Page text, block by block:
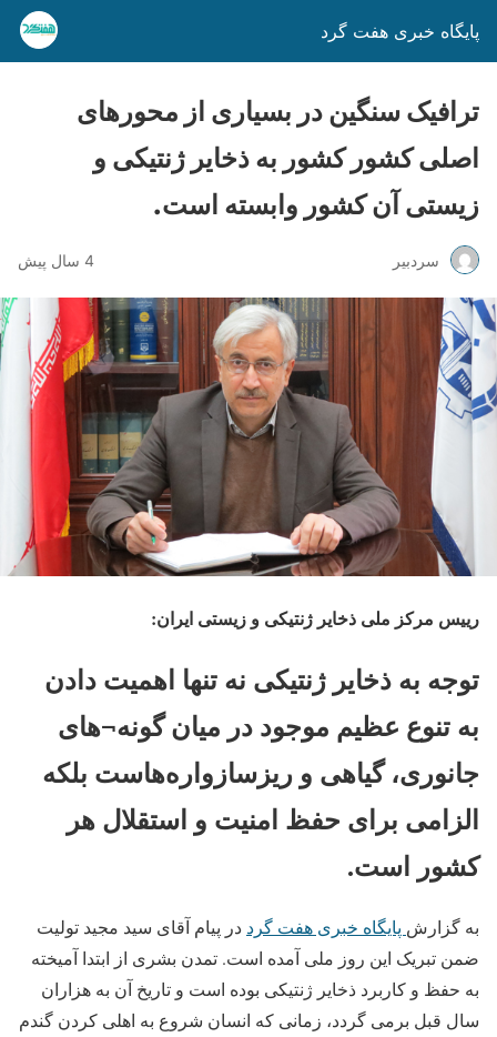
پایگاه خبری هفت گرد
ترافیک سنگین در بسیاری از محورهای
اصلی کشور كشور به ذخاير ژنتيكی و
زیستی آن کشور وابسته است.
سردبیر 4 سال پیش
رییس مرکز ملی ذخایر ژنتیکی و زیستی ایران:
توجه به ذخایر ژنتیکی نه تنها اهمیت دادن
به تنوع عظیم موجود در میان گونه¬های
جانوری، گیاهی و ریزسازواره‌هاست بلکه
الزامی برای حفظ امنیت و استقلال هر
کشور است.
به گزارش پایگاه خبری هفت گرد در پیام آقای سید مجید تولیت
ضمن تبریک این روز ملی آمده است. تمدن بشری از ابتدا آمیخته
به حفظ و کاربرد ذخایر ژنتیکی بوده است و تاریخ آن به هزاران
سال قبل برمی گردد، زمانی که انسان شروع به اهلی کردن گندم